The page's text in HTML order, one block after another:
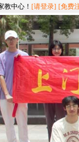
教中心！ [请登录] [免费